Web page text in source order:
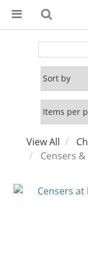
View All
Censers